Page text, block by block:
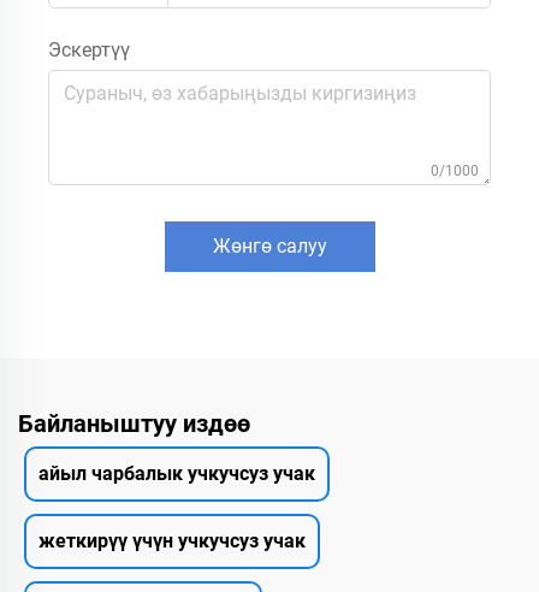
Эскертүү
0/1000
Жөнгө салуу
Байланыштуу издөө
айыл чарбалык учкучсуз учак
жеткирүү үчүн учкучсуз учак